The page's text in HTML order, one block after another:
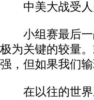
中美大战受人
小组赛最后一
极为关键的较量
强，但如果我们
在以往的世界